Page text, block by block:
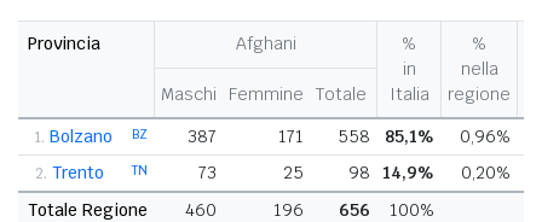
Provincia Afghani
%
in
Italia
%
nella
regione
Maschi Femmine Totale
1. BZ
Bolzano 387 171 558 85,1% 0,96%
2. TN
Trento 73 25 98 14,9%
0,20%
Totale Regione
460 196 656 100%